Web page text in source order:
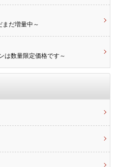
まだ増量中～
は数量限定価格です～